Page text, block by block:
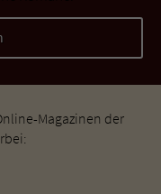
Magazinen der